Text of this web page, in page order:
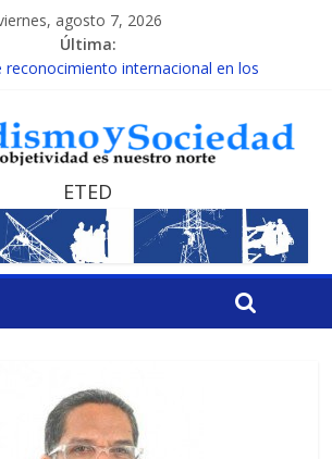
agosto 7, 2026
Última:
reconocimiento internacional en los
año es Día Nacional de la lucha contra el
DE LA COALICIÓN
Albizu apoyarán rehabilitación de
de Consulta Nacional por la
ETED